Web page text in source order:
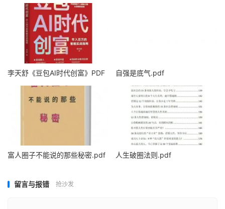
李天舒《豆包AI时代创富》PDF 自强是底气.pdf
富人圈子不能说的那些秘密.pdf 人生破圈法则.pdf
留言与报错 抢沙发